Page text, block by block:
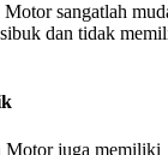
sangatlah
dan tidak
Motor juga memiliki